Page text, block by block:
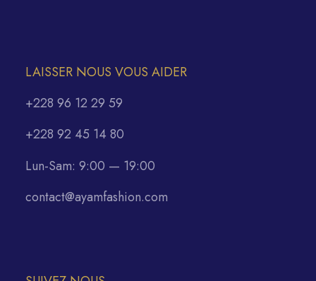
LAISSER NOUS VOUS AIDER
+228 96 12 29 59
+228 92 45 14 80
Lun-Sam: 9:00 — 19:00
contact@ayamfashion.com